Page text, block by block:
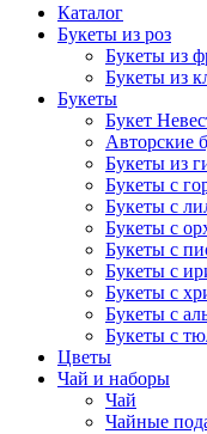
Каталог
Букеты из роз
Букеты из
Букеты из
Букеты
Букет
Авторские
Букеты из
Букеты с
Букеты с
Букеты с
Букеты с
Букеты с
Букеты с
Букеты с
Букеты с
Цветы
Чай и наборы
Чай
Чайные